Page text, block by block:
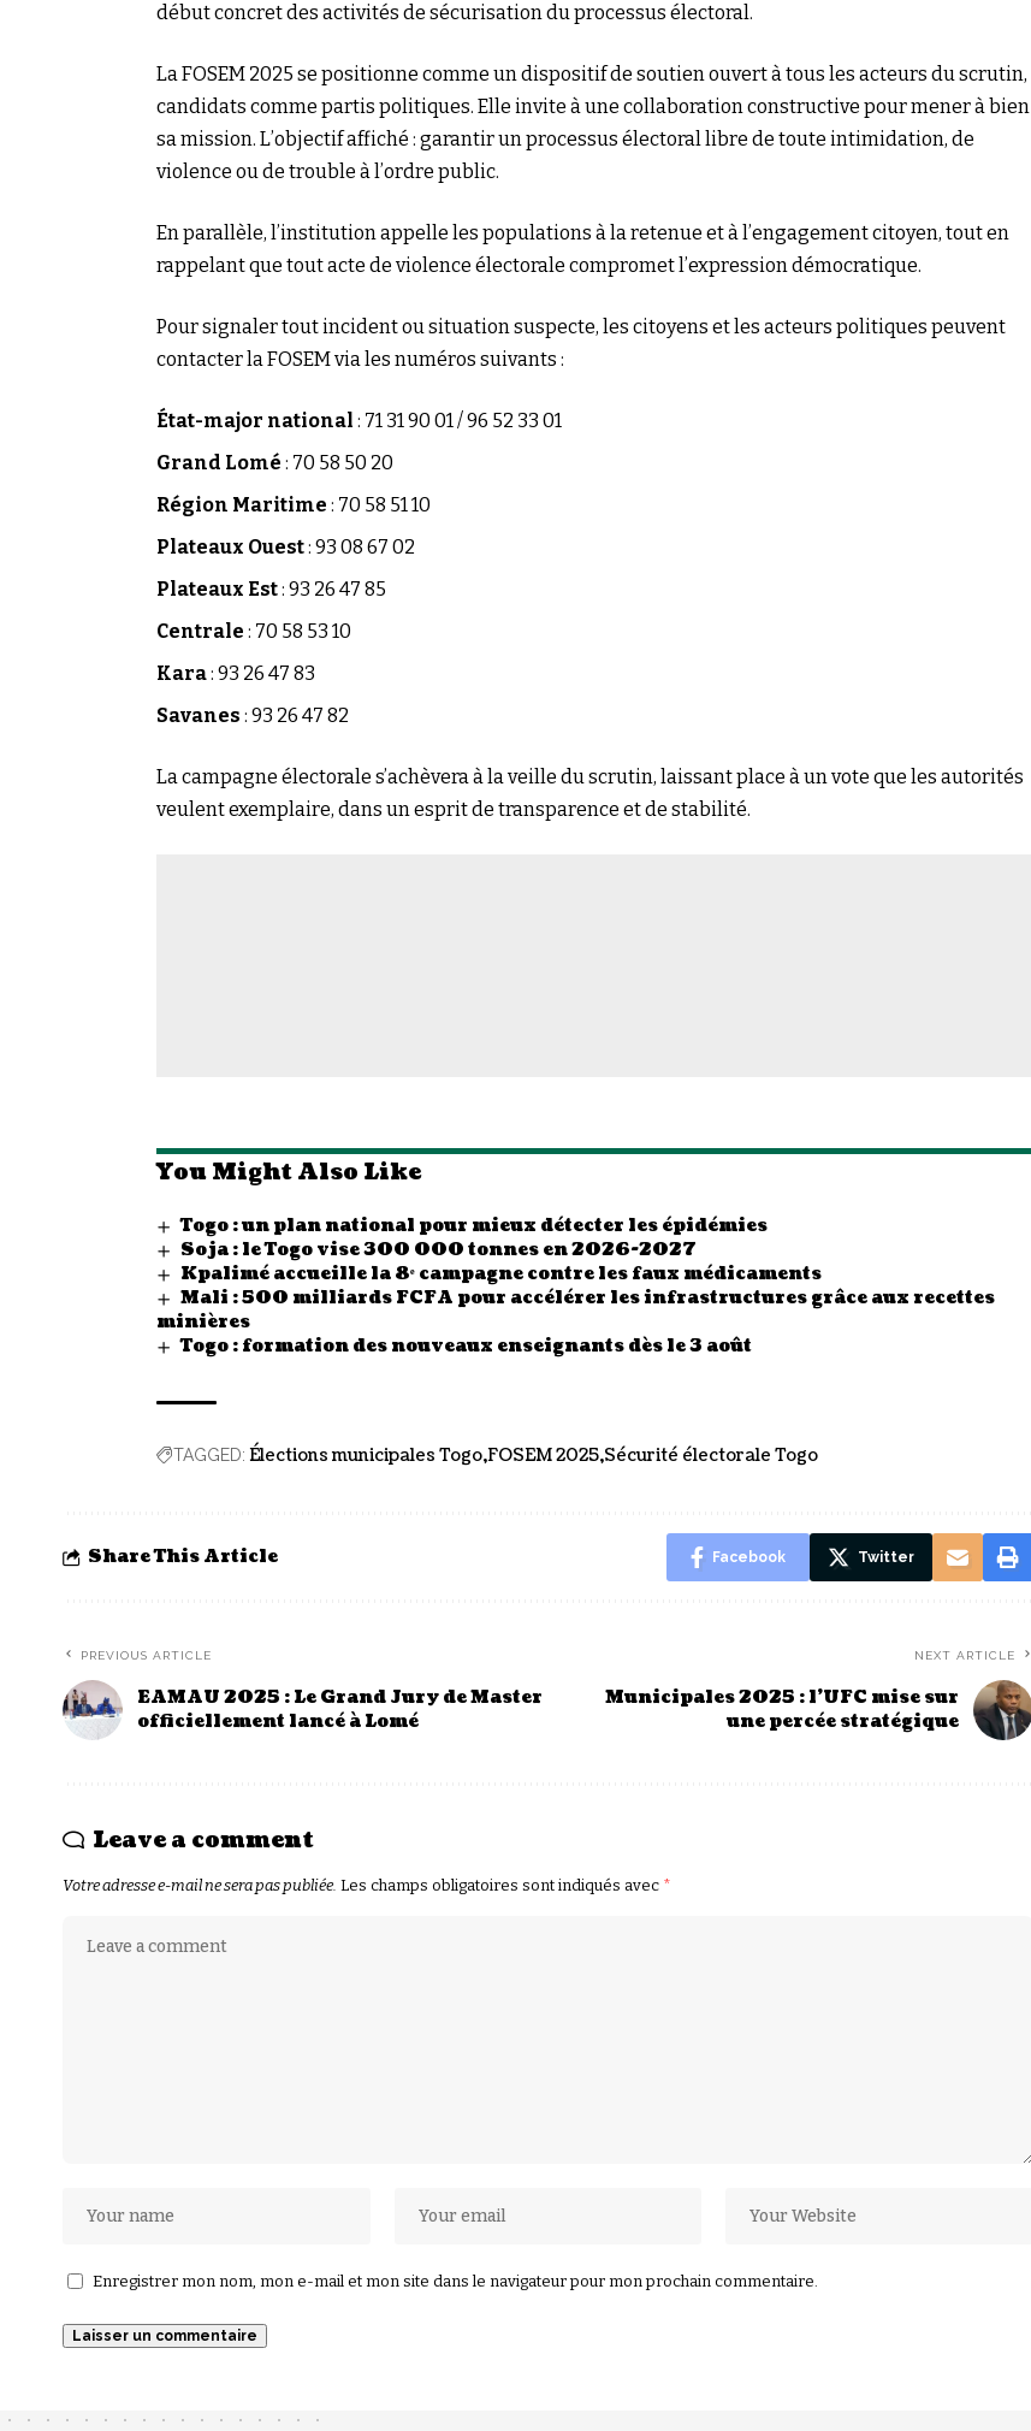
début concret des activités de sécurisation du processus électoral.
La FOSEM 2025 se positionne comme un dispositif de soutien ouvert à tous les acteurs du scrutin,
candidats comme partis politiques. Elle invite à une collaboration constructive pour mener à bien
sa mission. L’objectif affiché : garantir un processus électoral libre de toute intimidation, de
violence ou de trouble à l’ordre public.
En parallèle, l’institution appelle les populations à la retenue et à l’engagement citoyen, tout en
rappelant que tout acte de violence électorale compromet l’expression démocratique.
Pour signaler tout incident ou situation suspecte, les citoyens et les acteurs politiques peuvent
contacter la FOSEM via les numéros suivants :
État-major national : 71 31 90 01 / 96 52 33 01
Grand Lomé : 70 58 50 20
Région Maritime : 70 58 51 10
Plateaux Ouest: 93 08 67 02
Plateaux Est: 93 26 47 85
Centrale : 70 58 53 10
Kara: 93 26 47 83
Savanes : 93 26 47 82
La campagne électorale s’achèvera à la veille du scrutin, laissant place à un vote que les autorités
veulent exemplaire, dans un esprit de transparence et de stabilité.
You Might Also Like
Togo : un plan national pour mieux détecter les épidémies
Soja : le Togo vise 300 000 tonnes en 2026-2027
Kpalimé accueille la 8ᵉ campagne contre les faux médicaments
Mali : 500 milliards FCFA pour accélérer les infrastructures grâce aux recettes
minières
Togo : formation des nouveaux enseignants dès le 3 août
TAGGED: Élections municipales Togo FOSEM 2025 Sécurité électorale Togo
Share This Article Facebook Twitter
PREVIOUS ARTICLE
EAMAU 2025 : Le Grand Jury de Master
officiellement lancé à Lomé
NEXT ARTICLE
Municipales 2025 : l’UFC mise sur
une percée stratégique
Leave a comment
Votre adresse e-mail ne sera pas publiée. Les champs obligatoires sont indiqués avec *
Enregistrer mon nom, mon e-mail et mon site dans le navigateur pour mon prochain commentaire.